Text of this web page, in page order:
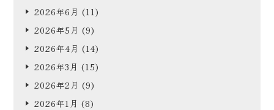
2026年6月 (11)
2026年5月 (9)
2026年4月 (14)
2026年3月 (15)
2026年2月 (9)
2026年1月 (8)